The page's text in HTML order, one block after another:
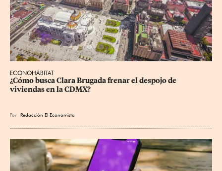
ECONOHÁBITAT
¿Cómo busca Clara Brugada frenar el despojo de
viviendas en la CDMX?
Por Redacción El Economista